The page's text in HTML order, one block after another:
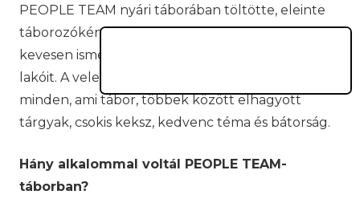
PEOPLE TEAM nyári táborában töltötte, eleinte
táborozóként, ma már táboroztatóként. Csak
kevesen ismerik nála jobban a
lakóit. A vele készült interjúban szóba kerül
minden, ami tábor, többek között elhagyott
tárgyak, csokis keksz, kedvenc téma és bátorság.
Hány alkalommal voltál PEOPLE TEAM-
táborban?